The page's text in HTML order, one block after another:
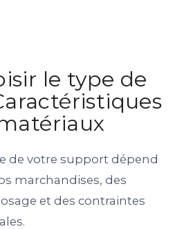
le type de
de votre support dépend
marchandises, des
et des contraintes